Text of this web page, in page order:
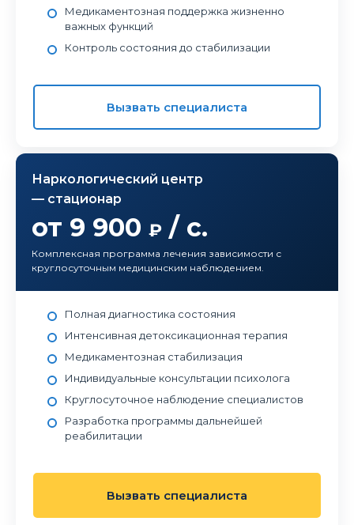
Медикаментозная поддержка жизненно
важных функций
Контроль состояния до стабилизации
Вызвать специалиста
Наркологический центр
— стационар
от 9 900 ₽ / с.
Комплексная программа лечения зависимости с
круглосуточным медицинским наблюдением.
Полная диагностика состояния
Интенсивная детоксикационная терапия
Медикаментозная стабилизация
Индивидуальные консультации психолога
Круглосуточное наблюдение специалистов
Разработка программы дальнейшей
реабилитации
Вызвать специалиста